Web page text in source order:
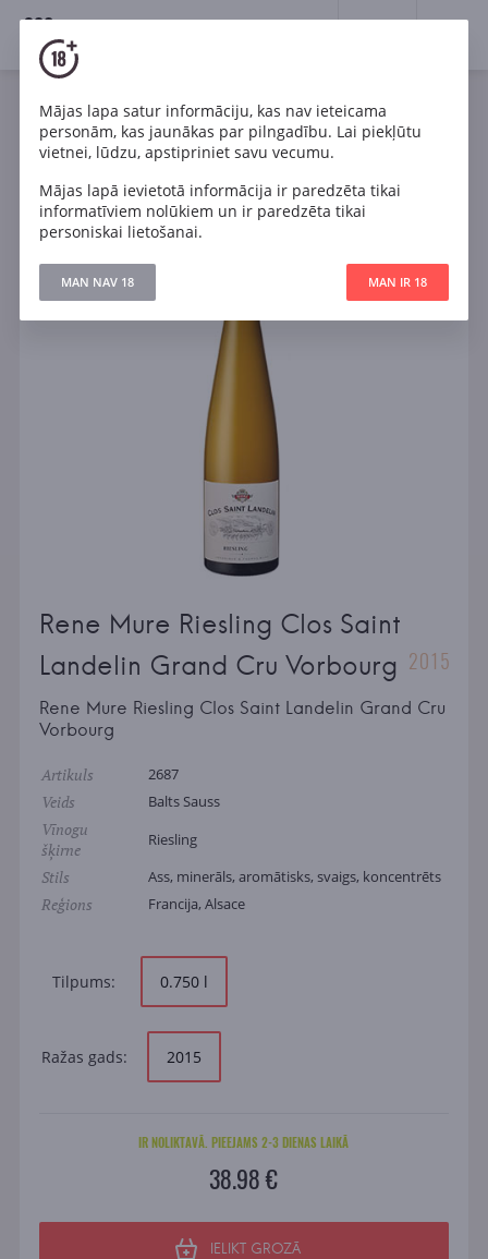
18+
Vīns Balts Sauss
Francija
Rene Mure Riesling Clos Saint Landelin Grand Cru
Vorbourg
Rene Mure Riesling Clos Saint
Landelin Grand Cru Vorbourg 2015
Rene Mure Riesling Clos Saint Landelin Grand Cru
Vorbourg
Artikuls 2687
Veids Balts Sauss
Vīnogu
šķirne
Riesling
Stils Ass, minerāls, aromātisks, svaigs, koncentrēts
Reģions Francija, Alsace
Tilpums: 0.750 l
Ražas gads: 2015
IR NOLIKTAVĀ. PIEEJAMS 2-3 DIENAS LAIKĀ
38.98 €
IELIKT GROZĀ
Mājas lapa satur informāciju, kas nav ieteicama
personām, kas jaunākas par pilngadību. Lai piekļūtu
vietnei, lūdzu, apstipriniet savu vecumu.
Mājas lapā ievietotā informācija ir paredzēta tikai
informatīviem nolūkiem un ir paredzēta tikai
personiskai lietošanai.
MAN NAV 18 MAN IR 18